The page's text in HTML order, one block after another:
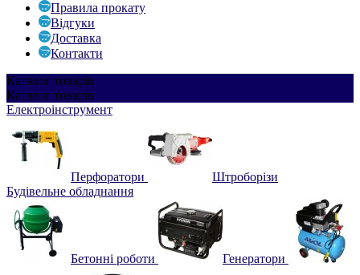
Правила прокату
Відгуки
Доставка
Контакти
Каталог товарів
Каталог товарів
Електроінструмент
Перфоратори
Штроборізи
Будівельне обладнання
Бетонні роботи Генератори